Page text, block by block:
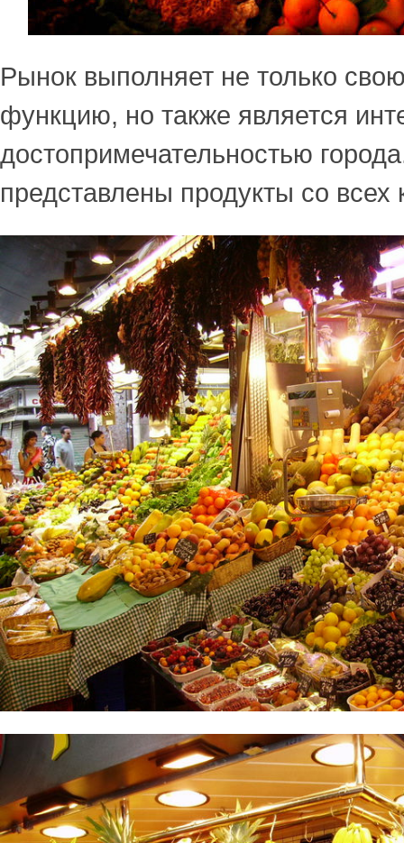
Рынок выполняет не только
функцию, но также является
достопримечательностью
представлены продукты со всех